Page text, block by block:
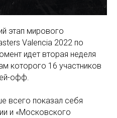
этап мирового
Valencia 2022 по
идет вторая неделя
которого 16 участников
офф.
всего показал себя
и «Московского